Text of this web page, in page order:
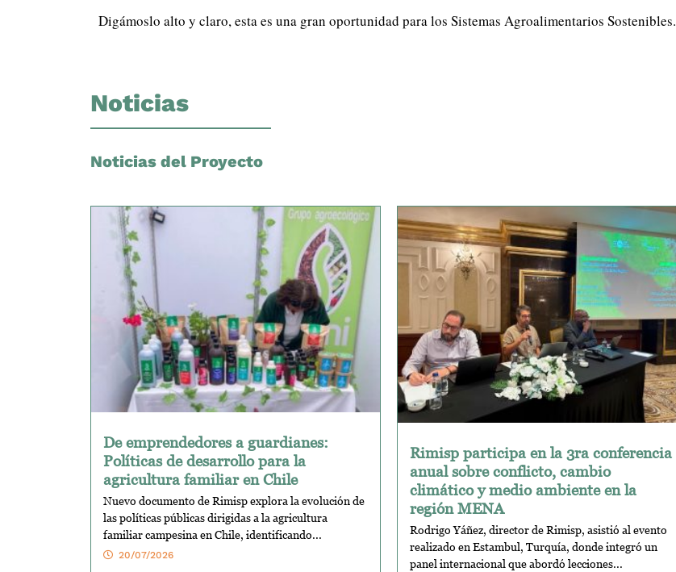
Digámoslo alto y claro, esta es una gran oportunidad para los Sistemas Agroalimentarios Sostenibles.
Noticias
Noticias del Proyecto
De emprendedores a guardianes:
Políticas de desarrollo para la
agricultura familiar en Chile
Nuevo documento de Rimisp explora la evolución de
las políticas públicas dirigidas a la agricultura
familiar campesina en Chile, identificando...
20/07/2026
Rimisp participa en la 3ra conferencia
anual sobre conflicto, cambio
climático y medio ambiente en la
región MENA
Rodrigo Yáñez, director de Rimisp, asistió al evento
realizado en Estambul, Turquía, donde integró un
panel internacional que abordó lecciones...